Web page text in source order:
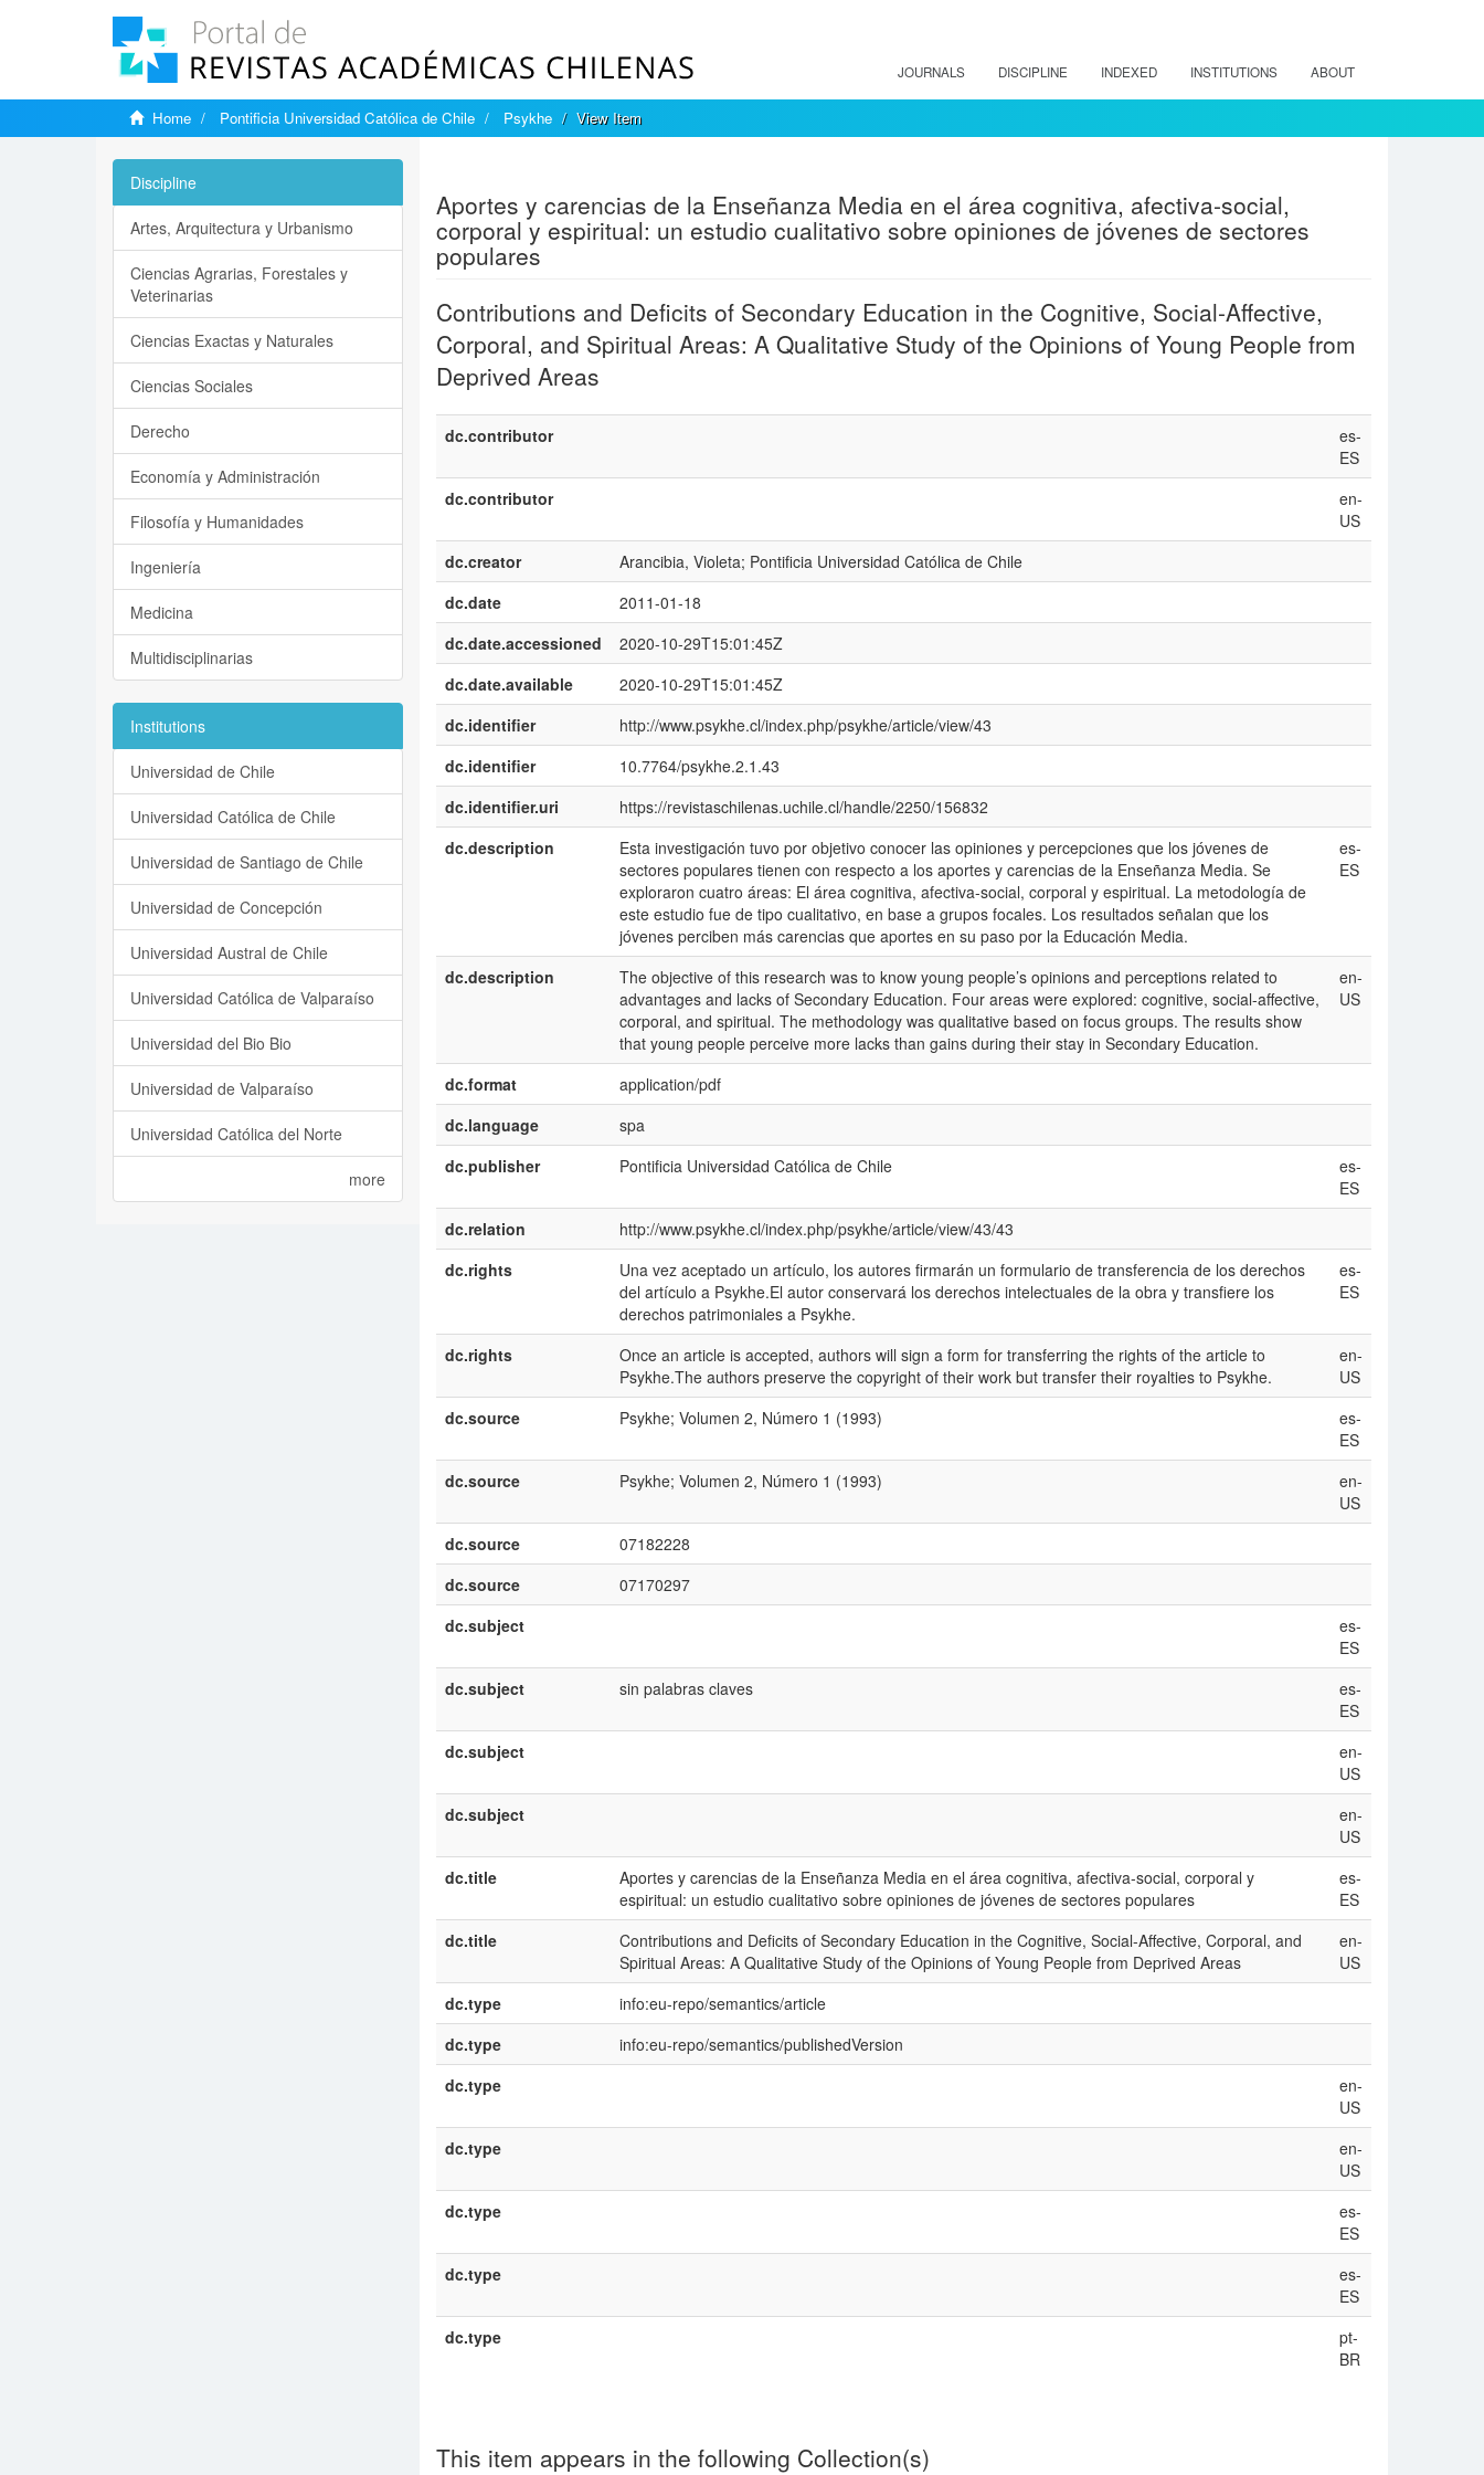
JOURNALS DISCIPLINE INDEXED INSTITUTIONS ABOUT
Home Pontificia Universidad Católica de Chile Psykhe View Item
Aportes y carencias de la Enseñanza Media en el área cognitiva, afectiva-social,
corporal y espiritual: un estudio cualitativo sobre opiniones de jóvenes de sectores
populares
Contributions and Deficits of Secondary Education in the Cognitive, Social-Affective,
Corporal, and Spiritual Areas: A Qualitative Study of the Opinions of Young People from
Deprived Areas
dc.contributor
es-
ES
dc.contributor
en-
US
dc.creator
Arancibia, Violeta; Pontificia Universidad Católica de Chile
dc.date
2011-01-18
dc.date.accessioned
2020-10-29T15:01:45Z
dc.date.available
2020-10-29T15:01:45Z
dc.identifier
http://www.psykhe.cl/index.php/psykhe/article/view/43
dc.identifier
10.7764/psykhe.2.1.43
dc.identifier.uri
https://revistaschilenas.uchile.cl/handle/2250/156832
dc.description
Esta investigación tuvo por objetivo conocer las opiniones y percepciones que los jóvenes de
sectores populares tienen con respecto a los aportes y carencias de la Enseñanza Media. Se
exploraron cuatro áreas: El área cognitiva, afectiva-social, corporal y espiritual. La metodología de
este estudio fue de tipo cualitativo, en base a grupos focales. Los resultados señalan que los
jóvenes perciben más carencias que aportes en su paso por la Educación Media.
es-
ES
dc.description
The objective of this research was to know young people’s opinions and perceptions related to
advantages and lacks of Secondary Education. Four areas were explored: cognitive, social-affective,
corporal, and spiritual. The methodology was qualitative based on focus groups. The results show
that young people perceive more lacks than gains during their stay in Secondary Education.
en-
US
dc.format
application/pdf
dc.language
spa
dc.publisher
Pontificia Universidad Católica de Chile
es-
ES
dc.relation
http://www.psykhe.cl/index.php/psykhe/article/view/43/43
dc.rights
Una vez aceptado un artículo, los autores firmarán un formulario de transferencia de los derechos
del artículo a Psykhe.El autor conservará los derechos intelectuales de la obra y transfiere los
derechos patrimoniales a Psykhe.
es-
ES
dc.rights
Once an article is accepted, authors will sign a form for transferring the rights of the article to
Psykhe.The authors preserve the copyright of their work but transfer their royalties to Psykhe.
en-
US
dc.source
Psykhe; Volumen 2, Número 1 (1993)
es-
ES
dc.source
Psykhe; Volumen 2, Número 1 (1993)
en-
US
dc.source
07182228
dc.source
07170297
dc.subject
es-
ES
dc.subject
sin palabras claves
es-
ES
dc.subject
en-
US
dc.subject
en-
US
dc.title
Aportes y carencias de la Enseñanza Media en el área cognitiva, afectiva-social, corporal y
espiritual: un estudio cualitativo sobre opiniones de jóvenes de sectores populares
es-
ES
dc.title
Contributions and Deficits of Secondary Education in the Cognitive, Social-Affective, Corporal, and
Spiritual Areas: A Qualitative Study of the Opinions of Young People from Deprived Areas
en-
US
dc.type
info:eu-repo/semantics/article
dc.type
info:eu-repo/semantics/publishedVersion
dc.type
en-
US
dc.type
en-
US
dc.type
es-
ES
dc.type
es-
ES
dc.type
pt-
BR
This item appears in the following Collection(s)
Discipline
Artes, Arquitectura y Urbanismo
Ciencias Agrarias, Forestales y
Veterinarias
Ciencias Exactas y Naturales
Ciencias Sociales
Derecho
Economía y Administración
Filosofía y Humanidades
Ingeniería
Medicina
Multidisciplinarias
Institutions
Universidad de Chile
Universidad Católica de Chile
Universidad de Santiago de Chile
Universidad de Concepción
Universidad Austral de Chile
Universidad Católica de Valparaíso
Universidad del Bio Bio
Universidad de Valparaíso
Universidad Católica del Norte
more